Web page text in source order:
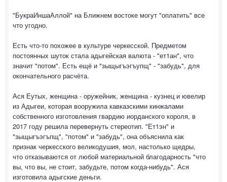
"БукраИншаАллой" на Ближнем востоке могут "оплатить" все
что угодно.
Есть что-то похожее в культуре черкесской. Предметом
постоянных шуток стала адыгейская валюта - "ет1ан", что
значит "потом". Есть ещё и "зыщыгъэгъупщ" - "забудь", для
окончательного расчёта.
Ася Еутых, женщина - оружейник, женщина - кузнец и ювелир
из Адыгеи, которая вооружила кавказскими кинжалами
собственного изготовления гвардию иорданского короля, в
2017 году решила перевернуть стереотип. "Ет1эн" и
"зыщыгъэгъпщ", "потом" и "забудь", она объяснила как
признак черкесского великодушия, мол, настолько щедры,
что отказываются от любой материальной благодарность "что
вы, что вы, не стоит, забудьте, потом когда-нибудь". Ася
изготовила адыгские деньги.